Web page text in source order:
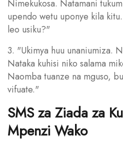
Nimekukosa. Natamani
upendo wetu uponye kila
leo usiku?"
3. "Ukimya huu unaniumiza.
Nataka kuhisi niko salama
Naomba tuanze na mguso,
vifuate."
SMS za Ziada za
Mpenzi Wako